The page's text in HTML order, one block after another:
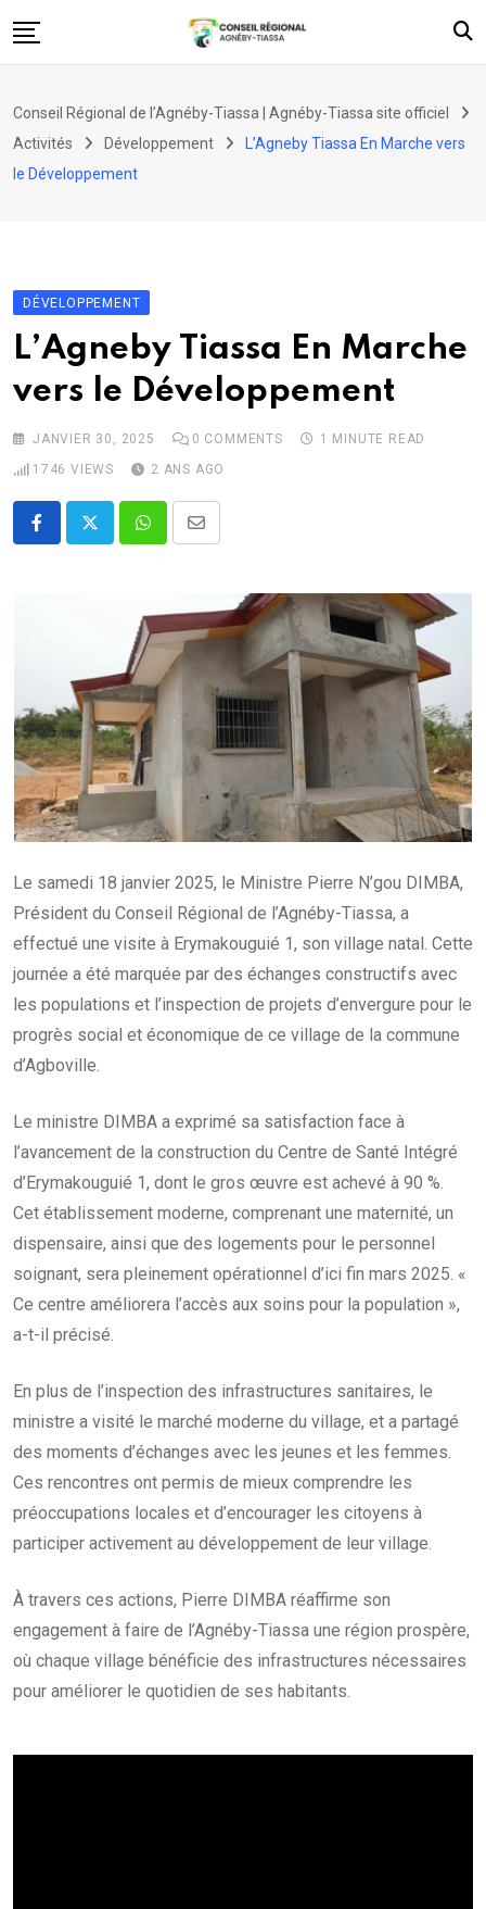
to
Le Conseil Régional
Nos projets
Conseil Régional de l’Agnéby-Tiassa | Agnéby-Tiassa site officiel
Activités
Développement
L’Agneby Tiassa En Marche vers
le Développement
DÉVELOPPEMENT
L’Agneby Tiassa En Marche
vers le Développement
JANVIER 30, 2025 0 COMMENTS
1 MINUTE READ
1746 VIEWS 2 ANS AGO
WhatsappShare
Le samedi 18 janvier 2025, le Ministre Pierre N’gou DIMBA,
Président du Conseil Régional de l’Agnéby-Tiassa, a
effectué une visite à Erymakouguié 1, son village natal. Cette
journée a été marquée par des échanges constructifs avec
les populations et l’inspection de projets d’envergure pour le
progrès social et économique de ce village de la commune
d’Agboville.
Le ministre DIMBA a exprimé sa satisfaction face à
l’avancement de la construction du Centre de Santé Intégré
d’Erymakouguié 1, dont le gros œuvre est achevé à 90 %.
Cet établissement moderne, comprenant une maternité, un
dispensaire, ainsi que des logements pour le personnel
soignant, sera pleinement opérationnel d’ici fin mars 2025. «
Ce centre améliorera l’accès aux soins pour la population »,
a-t-il précisé.
En plus de l’inspection des infrastructures sanitaires, le
ministre a visité le marché moderne du village, et a partagé
des moments d’échanges avec les jeunes et les femmes.
Ces rencontres ont permis de mieux comprendre les
préoccupations locales et d’encourager les citoyens à
participer activement au développement de leur village.
À travers ces actions, Pierre DIMBA réaffirme son
engagement à faire de l’Agnéby-Tiassa une région prospère,
où chaque village bénéficie des infrastructures nécessaires
pour améliorer le quotidien de ses habitants.